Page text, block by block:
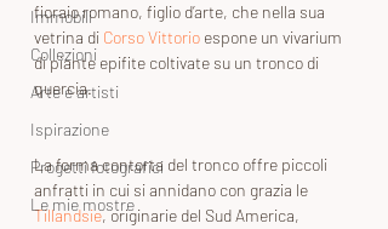
Immobili
Collezioni
Arte e artisti
Ispirazione
Progetti fotografici
Le mie mostre
fioraio romano, figlio d’arte, che nella sua
vetrina di Corso Vittorio espone un vivarium
di piante epifite coltivate su un tronco di
quercia.
La forma contorta del tronco offre piccoli
anfratti in cui si annidano con grazia le
Tillandsie, originarie del Sud America,